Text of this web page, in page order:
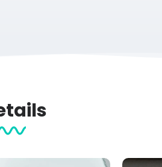
M) en een matte afwerking, om
cm) XL (60×90 cm)